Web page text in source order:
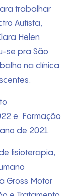
trabalhar
Autista,
Helen
se pra São
na clínica
e Formação
de 2021.
fisioterapia,
Gross Motor